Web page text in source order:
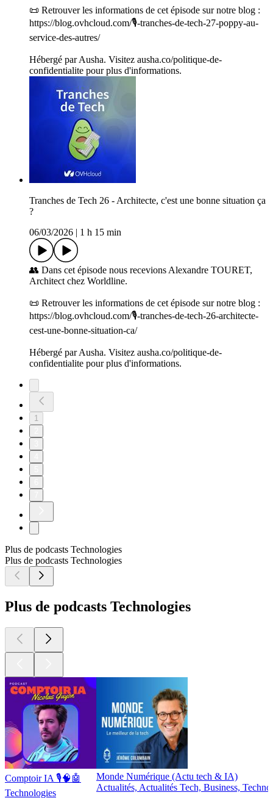
📜 Retrouver les informations de cet épisode sur notre blog :
https://blog.ovhcloud.com/🎙️-tranches-de-tech-27-poppy-au-
service-des-autres/
Hébergé par Ausha. Visitez ausha.co/politique-de-
confidentialite pour plus d'informations.
Tranches de Tech 26 - Architecte, c'est une bonne situation ça
?
06/03/2026
1 h 15 min
👥 Dans cet épisode nous recevions Alexandre TOURET,
Architect chez Worldline.
📜 Retrouver les informations de cet épisode sur notre blog :
https://blog.ovhcloud.com/🎙️-tranches-de-tech-26-architecte-
cest-une-bonne-situation-ca/
Hébergé par Ausha. Visitez ausha.co/politique-de-
confidentialite pour plus d'informations.
1
Plus de podcasts Technologies
Plus de podcasts Technologies
Plus de podcasts Technologies
Comptoir IA 🎙️🧠🤖
Technologies
Monde Numérique (Actu tech & IA)
Actualités, Actualités Tech, Business,